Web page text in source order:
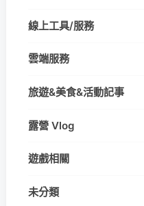
線上工具/服務
雲端服務
旅遊&美食&活動記事
露營 Vlog
遊戲相關
未分類